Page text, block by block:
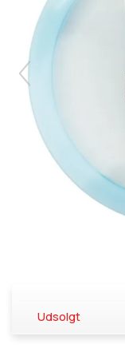
Udsolgt